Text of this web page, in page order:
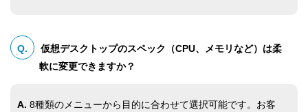
Q.
仮想デスクトップのスペック（CPU、メモリなど）は柔
軟に変更できますか？
A. 8種類のメニューから目的に合わせて選択可能です。お客